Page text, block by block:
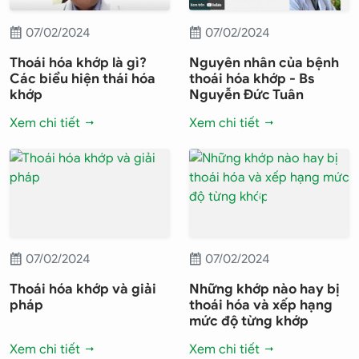
07/02/2024
Thoái hóa khớp là gì?
Các biểu hiện thái hóa
khớp
Xem chi tiết
07/02/2024
Nguyên nhân của bệnh
thoái hóa khớp - Bs
Nguyễn Đức Tuân
Xem chi tiết
07/02/2024
Thoái hóa khớp và giải
pháp
Xem chi tiết
07/02/2024
Những khớp nào hay bị
thoái hóa và xếp hạng
mức độ từng khớp
Xem chi tiết